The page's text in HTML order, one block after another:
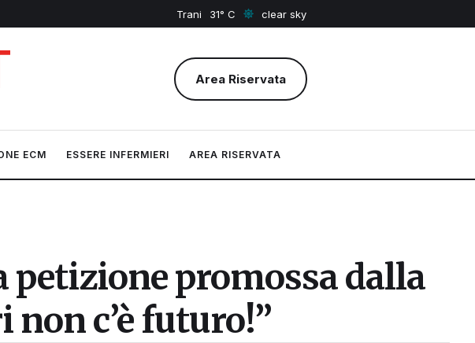
Trani 31 clear sky
Area Riservata
ECM ESSERE INFERMIERI AREA RISERVATA
petizione promossa dalla
c’è futuro!”